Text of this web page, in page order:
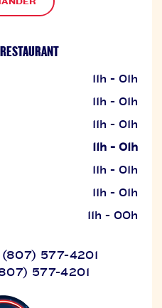
11h - 01h
11h - 01h
11h - 01h
11h - 01h
11h - 01h
11h - 01h
11h - 00h
(807) 577-4201
577-4201